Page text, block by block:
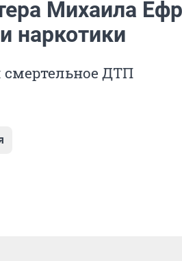
Михаила
наркотики
смертельное ДТП